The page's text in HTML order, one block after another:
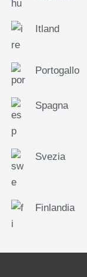
Itland
Portogallo
Spagna
Svezia
Finlandia